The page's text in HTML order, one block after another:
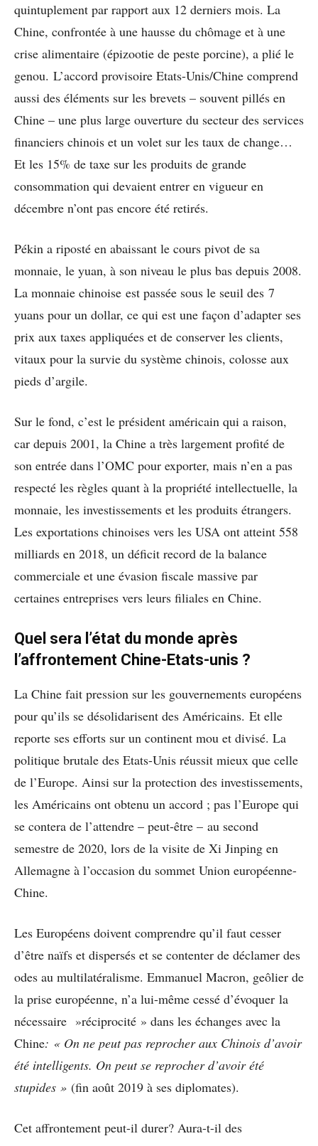
quintuplement par rapport aux 12 derniers mois. La
Chine, confrontée à une hausse du chômage et à une
crise alimentaire (épizootie de peste porcine), a plié le
genou. L’accord provisoire Etats-Unis/Chine comprend
aussi des éléments sur les brevets – souvent pillés en
Chine – une plus large ouverture du secteur des services
financiers chinois et un volet sur les taux de change…
Et les 15% de taxe sur les produits de grande
consommation qui devaient entrer en vigueur en
décembre n’ont pas encore été retirés.
Pékin a riposté en abaissant le cours pivot de sa
monnaie, le yuan, à son niveau le plus bas depuis 2008.
La monnaie chinoise est passée sous le seuil des 7
yuans pour un dollar, ce qui est une façon d’adapter ses
prix aux taxes appliquées et de conserver les clients,
vitaux pour la survie du système chinois, colosse aux
pieds d’argile.
Sur le fond, c’est le président américain qui a raison,
car depuis 2001, la Chine a très largement profité de
son entrée dans l’OMC pour exporter, mais n’en a pas
respecté les règles quant à la propriété intellectuelle, la
monnaie, les investissements et les produits étrangers.
Les exportations chinoises vers les USA ont atteint 558
milliards en 2018, un déficit record de la balance
commerciale et une évasion fiscale massive par
certaines entreprises vers leurs filiales en Chine.
Quel sera l’état du monde après
l’affrontement Chine-Etats-unis ?
La Chine fait pression sur les gouvernements européens
pour qu’ils se désolidarisent des Américains. Et elle
reporte ses efforts sur un continent mou et divisé. La
politique brutale des Etats-Unis réussit mieux que celle
de l’Europe. Ainsi sur la protection des investissements,
les Américains ont obtenu un accord ; pas l’Europe qui
se contera de l’attendre – peut-être – au second
semestre de 2020, lors de la visite de Xi Jinping en
Allemagne à l’occasion du sommet Union européenne-
Chine.
Les Européens doivent comprendre qu’il faut cesser
d’être naïfs et dispersés et se contenter de déclamer des
odes au multilatéralisme. Emmanuel Macron, geôlier de
la prise européenne, n’a lui-même cessé d’évoquer la
nécessaire »réciprocité » dans les échanges avec la
Chine: « On ne peut pas reprocher aux Chinois d’avoir
été intelligents. On peut se reprocher d’avoir été
stupides » (fin août 2019 à ses diplomates).
Cet affrontement peut-il durer? Aura-t-il des